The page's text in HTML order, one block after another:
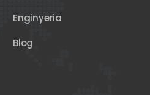
Enginyeria
Blog